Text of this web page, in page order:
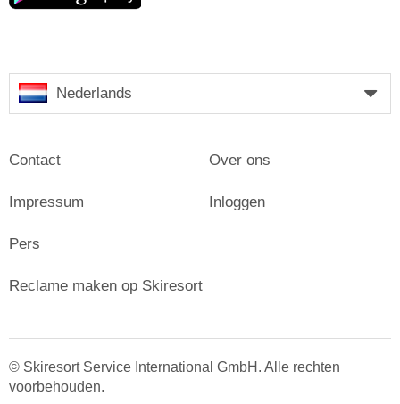
Nederlands
Contact
Impressum
Pers
Over ons
Inloggen
Reclame maken op Skiresort
© Skiresort Service International GmbH. Alle rechten
voorbehouden.